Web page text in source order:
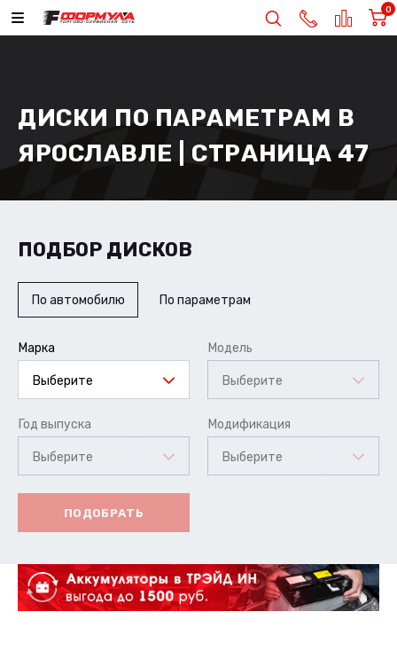
0
ДИСКИ ПО ПАРАМЕТРАМ В
ЯРОСЛАВЛЕ | СТРАНИЦА 47
ПОДБОР ДИСКОВ
По автомобилю По параметрам
Марка
Выберите
Модель
Выберите
Год выпуска
Выберите
Модификация
Выберите
ПОДОБРАТЬ